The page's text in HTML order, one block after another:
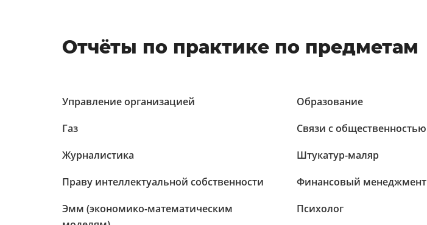
Отчёты по практике по предметам
Управление организацией
Газ
Журналистика
Праву интеллектуальной собственности
Эмм (экономико-математическим
Образование
Связи с общественностью
Штукатур-маляр
Финансовый менеджмент
Психолог